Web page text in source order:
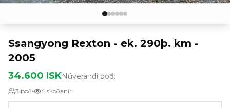
Ssangyong Rexton - ek. 290þ. km -
2005
34.600 ISKNúverandi boð:
3 boð 4 skoðanir